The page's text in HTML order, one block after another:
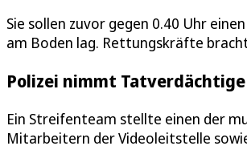
Sie sollen zuvor gegen 0.40 Uhr
am Boden lag. Rettungskräfte
Polizei nimmt
Ein Streifenteam stellte einen der
Mitarbeitern der Videoleitstelle